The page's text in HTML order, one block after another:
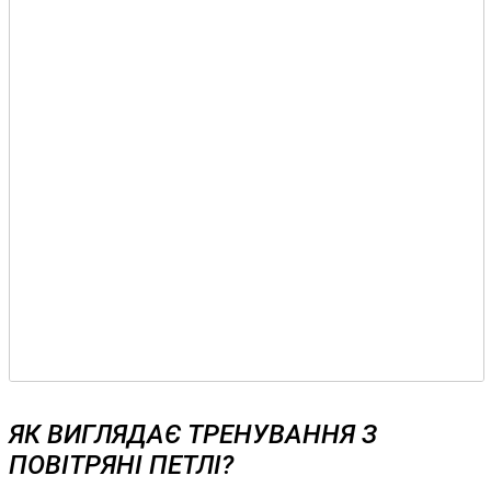
ЯК ВИГЛЯДАЄ ТРЕНУВАННЯ З
ПОВІТРЯНІ ПЕТЛІ?